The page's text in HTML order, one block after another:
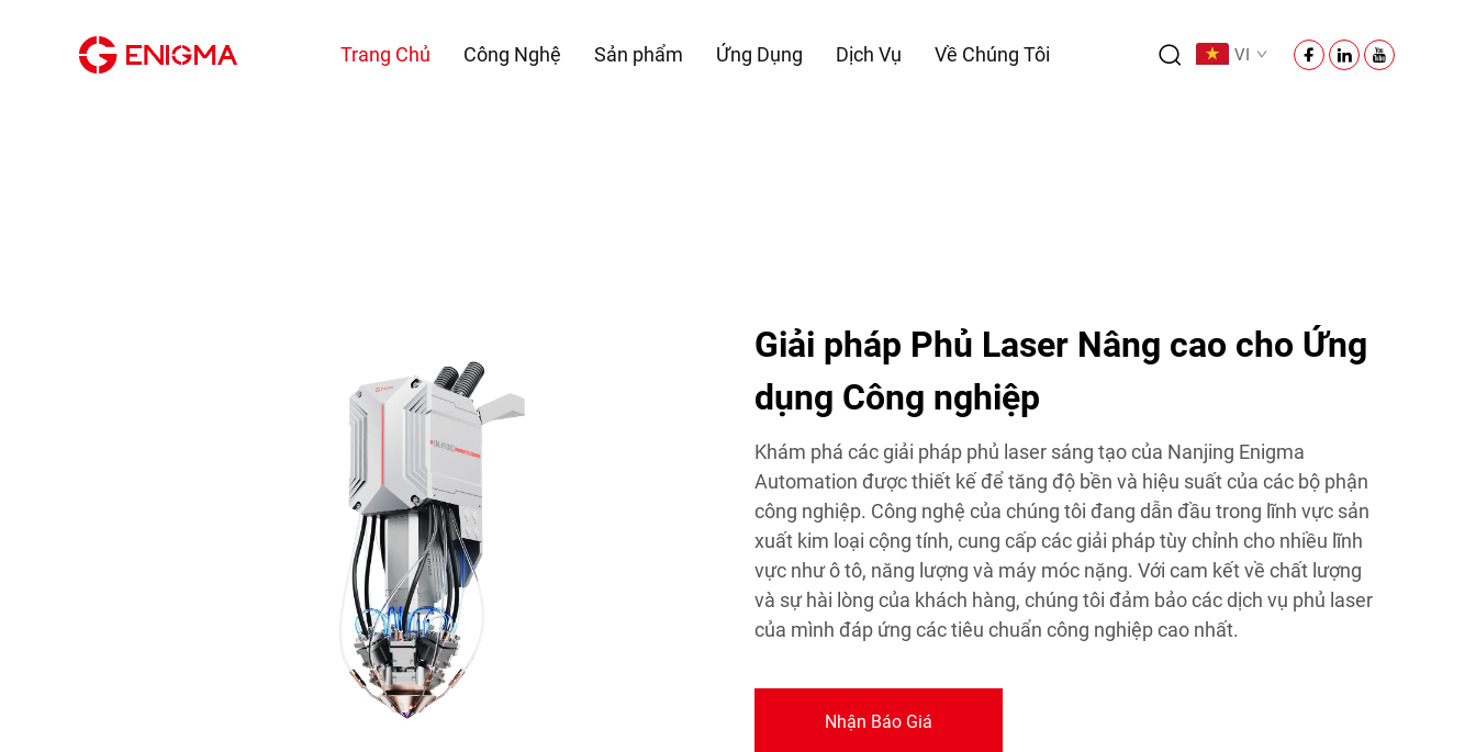
Trang Chủ Công Nghệ Sản phẩm Ứng Dụng Dịch Vụ Về Chúng Tôi VI
Giải pháp Phủ Laser Nâng cao cho Ứng
dụng Công nghiệp
Khám phá các giải pháp phủ laser sáng tạo của Nanjing Enigma
Automation được thiết kế để tăng độ bền và hiệu suất của các bộ phận
công nghiệp. Công nghệ của chúng tôi đang dẫn đầu trong lĩnh vực sản
xuất kim loại cộng tính, cung cấp các giải pháp tùy chỉnh cho nhiều lĩnh
vực như ô tô, năng lượng và máy móc nặng. Với cam kết về chất lượng
và sự hài lòng của khách hàng, chúng tôi đảm bảo các dịch vụ phủ laser
của mình đáp ứng các tiêu chuẩn công nghiệp cao nhất.
Nhận Báo Giá